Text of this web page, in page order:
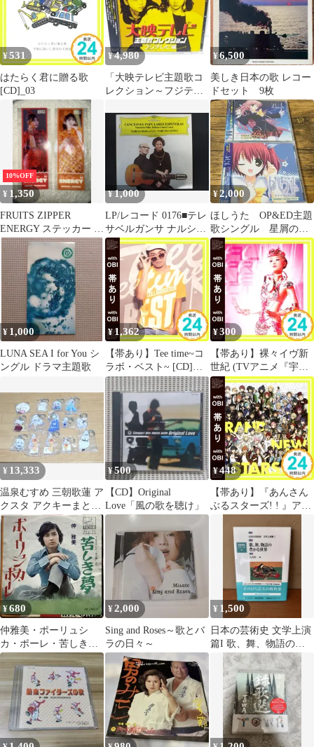
政哉、 mabanua、 Chaki
Zulu; GUNHEAD_02
¥531
はたらく君に贈る歌
[CD]_03
¥4,980
「大映テレビ主題歌コ
レクション～フジテレ
¥6,500
美しき日本の歌 レコー
ドセット 9枚
10%OFF
¥ 1,350
FRUITS ZIPPER
ENERGY ステッカー 月
足天音 鎮西寿々歌
¥1,000
LP/レコード 0176■テレ
サベルガンサ ナルシソ
イエペス/ベルガンサ イ
エペス スペインの歌 第
2集/MG1137
¥2,000
ほしうた OP&ED主題
歌シングル 星屑のキ
ズナ たそがれ空 未
開封 まとめ売り
¥ 1,000
LUNA SEA I for You シ
ングル ドラマ主題歌
¥1,362
【帯あり】Tee time~コ
ラボ・ベスト~ [CD]
TEE? AI? TEE & AI?
TEE? AI; UTA_07
¥300
【帯あり】裸々イヴ新
世紀 (TVアニメ『宇宙
をかける少女』OP主題
歌) [CD] ALI
PROJECT_07
¥ 13,333
温泉むすめ 三朝歌蓮 ア
クスタ アクキーまとめ
売り
¥500
【CD】Original
Love「風の歌を聴け」
¥448
【帯あり】『あんさん
ぶるスターズ! ! 』アプ
NEW STARS!!」 [CD]
ES オールスタース?_07
¥680
仲雅美・ポーリュシ
カ・ポーレ・苦しき
夢・主題歌・7インチア
ナログレコード盤
¥2,000
Sing and Roses～歌とバ
ラの日々～
¥ 1,500
日本の芸術史 文学上演
篇I 歌、舞、物語の豊
かな世界 芸術教養シリ
ーズ9